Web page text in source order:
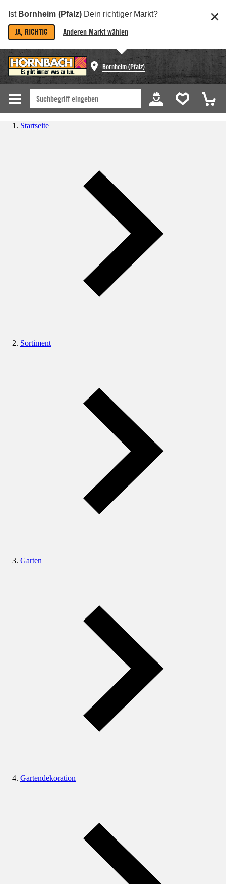
Ist Bornheim (Pfalz) Dein richtiger Markt?
JA, RICHTIG Anderen Markt wählen
Bornheim (Pfalz)
Startseite
Sortiment
Garten
Gartendekoration